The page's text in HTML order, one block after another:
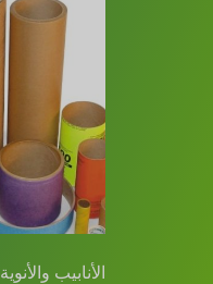
الأنابيب والأنوية